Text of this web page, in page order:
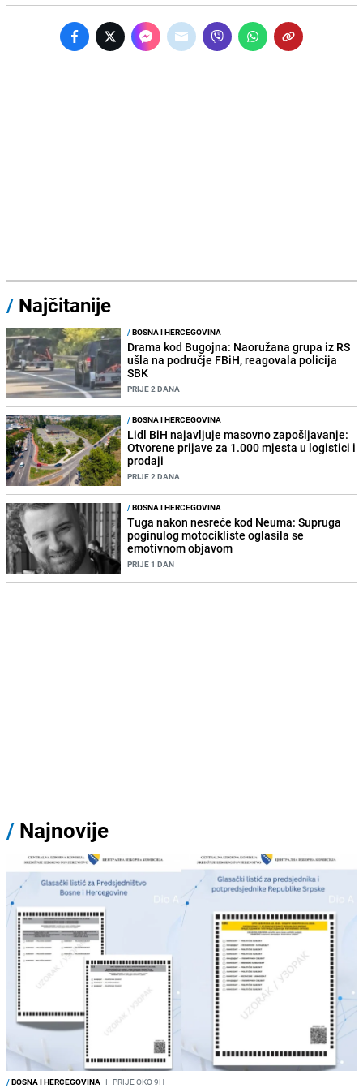
/ Najčitanije
/BOSNA I HERCEGOVINA
Drama kod Bugojna: Naoružana grupa iz RS
ušla na područje FBiH, reagovala policija
SBK
PRIJE 2 DANA
/BOSNA I HERCEGOVINA
Lidl BiH najavljuje masovno zapošljavanje:
Otvorene prijave za 1.000 mjesta u logistici i
prodaji
PRIJE 2 DANA
/BOSNA I HERCEGOVINA
Tuga nakon nesreće kod Neuma: Supruga
poginulog motocikliste oglasila se
emotivnom objavom
PRIJE 1 DAN
/ Najnovije
/BOSNA I HERCEGOVINA I PRIJE OKO 9H